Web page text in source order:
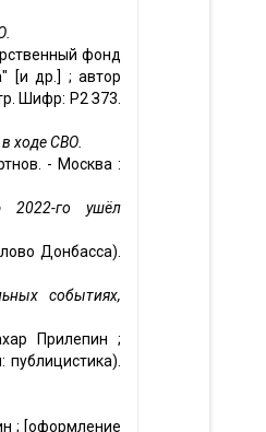
фонд
[и др.] ; автор
Шифр: Р2 З73.
ходе СВО.
- Москва :
2022-го ушёл
Донбасса).
событиях,
Прилепин ;
; [оформление